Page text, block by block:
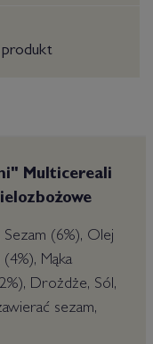
produkt
Multicereali
(6%), Olej
Mąka
Drożdże, Sól,
sezam,